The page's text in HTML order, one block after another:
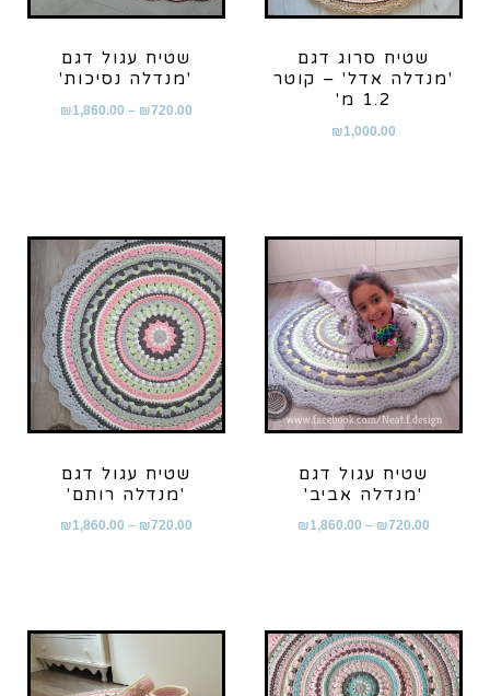
שטיח סרוג דגם
'מנדלה אדל' – קוטר
1.2 מ'
₪1,000.00
שטיח עגול דגם
'מנדלה נסיכות'
₪720.00
–
₪1,860.00
שטיח עגול דגם
'מנדלה אביב'
₪720.00
–
₪1,860.00
שטיח עגול דגם
'מנדלה רותם'
₪720.00
–
₪1,860.00